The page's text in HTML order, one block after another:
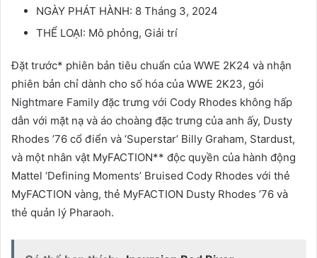
NGÀY PHÁT HÀNH: 8 Tháng 3, 2024
THỂ LOẠI: Mô phỏng, Giải trí
Đặt trước* phiên bản tiêu chuẩn của WWE 2K24 và nhận
phiên bản chỉ dành cho số hóa của WWE 2K23, gói
Nightmare Family đặc trưng với Cody Rhodes không hấp
dẫn với mặt nạ và áo choàng đặc trưng của anh ấy, Dusty
Rhodes ’76 cổ điển và ‘Superstar’ Billy Graham, Stardust,
và một nhân vật MyFACTION** độc quyền của hành động
Mattel ‘Defining Moments’ Bruised Cody Rhodes với thẻ
MyFACTION vàng, thẻ MyFACTION Dusty Rhodes ’76 và
thẻ quản lý Pharaoh.